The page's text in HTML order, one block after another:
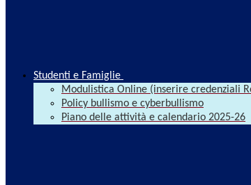
Studenti e Famiglie
Modulistica Online (inserire credenziali
Policy bullismo e cyberbullismo
Piano delle attività e calendario 2025-26